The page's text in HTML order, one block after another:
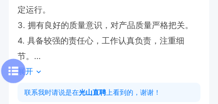
定运行。
3. 拥有良好的质量意识，对产品质量严格把关。
4. 具备较强的责任心，工作认真负责，注重细
节。
    联系电话：16691761798
展开
联系我时请说是在光山直聘 上看到的，谢谢！